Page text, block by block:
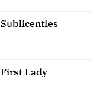
Lady